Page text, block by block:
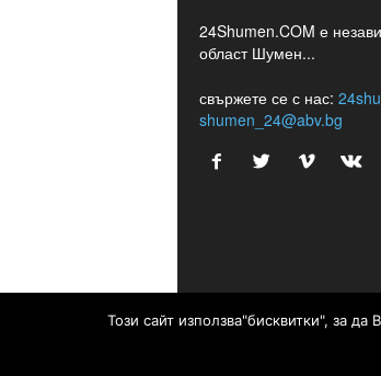
24Shumen.COM е
област Шумен...
свържете се с нас:
shumen_24@abv.bg
© © 2017 24Shumen.COM.
Този сайт използва"бисквитки", за